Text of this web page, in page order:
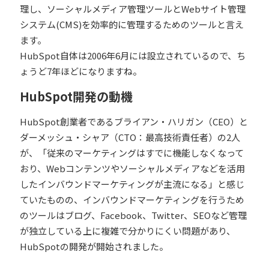
理し、ソーシャルメディア管理ツールとWebサイト管理
システム(CMS)を効率的に管理するためのツールと言え
ます。
HubSpot自体は2006年6月には設立されているので、ち
ょうど7年ほどになりますね。
HubSpot開発の動機
HubSpot創業者であるブライアン・ハリガン（CEO）と
ダーメッシュ・シャア（CTO：最高技術責任者）の2人
が、「従来のマーケティングはすでに機能しなくなって
おり、Webコンテンツやソーシャルメディアなどを活用
したインバウンドマーケティングが主流になる」と感じ
ていたものの、インバウンドマーケティングを行うため
のツールはブログ、Facebook、Twitter、SEOなど管理
が独立している上に複雑で分かりにくい問題があり、
HubSpotの開発が開始されました。